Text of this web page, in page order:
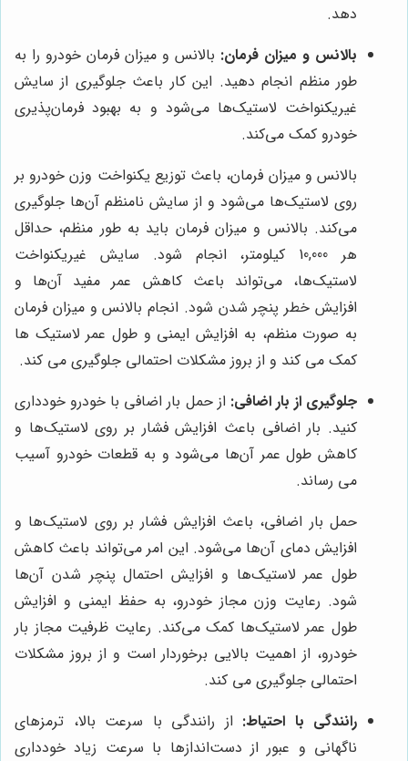
دهد.
بالانس و میزان فرمان: بالانس و میزان فرمان خودرو را به
طور منظم انجام دهید. این کار باعث جلوگیری از سایش
غیریکنواخت لاستیک‌ها می‌شود و به بهبود فرمان‌پذیری
خودرو کمک می‌کند.
بالانس و میزان فرمان، باعث توزیع یکنواخت وزن خودرو بر
روی لاستیک‌ها می‌شود و از سایش نامنظم آن‌ها جلوگیری
می‌کند. بالانس و میزان فرمان باید به طور منظم، حداقل
هر 10,000 کیلومتر، انجام شود. سایش غیریکنواخت
لاستیک‌ها، می‌تواند باعث کاهش عمر مفید آن‌ها و
افزایش خطر پنچر شدن شود. انجام بالانس و میزان فرمان
به صورت منظم، به افزایش ایمنی و طول عمر لاستیک ها
کمک می کند و از بروز مشکلات احتمالی جلوگیری می کند.
جلوگیری از بار اضافی: از حمل بار اضافی با خودرو خودداری
کنید. بار اضافی باعث افزایش فشار بر روی لاستیک‌ها و
کاهش طول عمر آن‌ها می‌شود و به قطعات خودرو آسیب
می رساند.
حمل بار اضافی، باعث افزایش فشار بر روی لاستیک‌ها و
افزایش دمای آن‌ها می‌شود. این امر می‌تواند باعث کاهش
طول عمر لاستیک‌ها و افزایش احتمال پنچر شدن آن‌ها
شود. رعایت وزن مجاز خودرو، به حفظ ایمنی و افزایش
طول عمر لاستیک‌ها کمک می‌کند. رعایت ظرفیت مجاز بار
خودرو، از اهمیت بالایی برخوردار است و از بروز مشکلات
احتمالی جلوگیری می کند.
رانندگی با احتیاط: از رانندگی با سرعت بالا، ترمزهای
ناگهانی و عبور از دست‌اندازها با سرعت زیاد خودداری